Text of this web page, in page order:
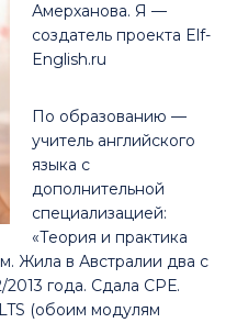
Амерханова. Я —
создатель проекта Elf-
English.ru
По образованию —
учитель английского
языка с
дополнительной
специализацией:
«Теория и практика
Жила в Австралии два с
года. Сдала СРЕ.
(обоим модулям